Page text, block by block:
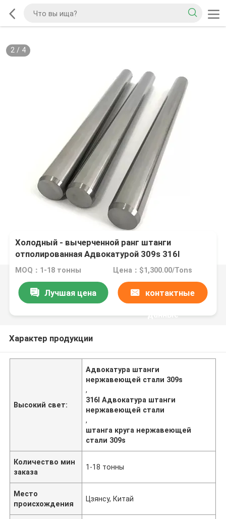
2/ 4
Холодный - вычерченной ранг штанги
отполированная Адвокатурой 309s 316l
нержавеющей стали медицинская
MOQ：1-18 тонны Цена：$1,300.00/Tons
Лучшая цена контактные
данные
Характер продукции
Высокий свет:
Адвокатура штанги
нержавеющей стали 309s
,
316l Адвокатура штанги
нержавеющей стали
,
штанга круга нержавеющей
стали 309s
Количество мин
заказа
1-18 тонны
Место
происхождения
Цзянсу, Китай